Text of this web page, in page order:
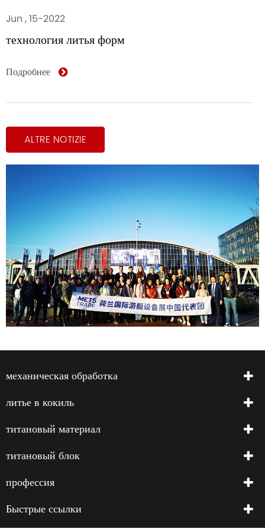
Jun , 15-2022
технология литья форм
Подробнее
ALTRE NOTIZIE
механическая обработка
литье в кокиль
титановый материал
титановый блок
профессия
Быстрые ссылки